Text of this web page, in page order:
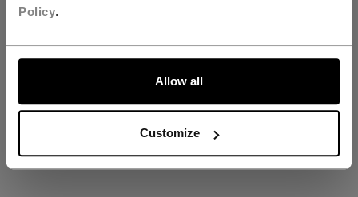
Policy.
Allow all
Customize
ALLONS-Y !
COLLECTION
Proposé par